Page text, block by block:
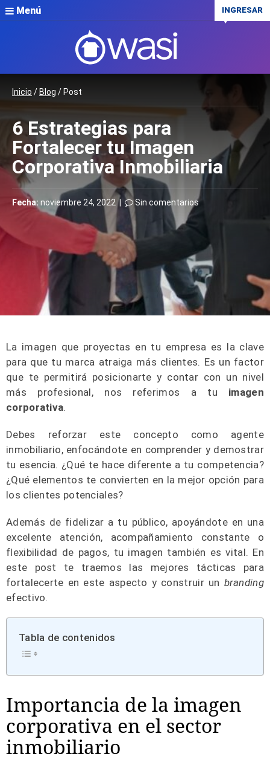
Menú INGRESAR
Inicio / Blog / Post
6 Estrategias para
Fortalecer tu Imagen
Corporativa Inmobiliaria
Fecha: noviembre 24, 2022 | Sin comentarios
La imagen que proyectas en tu empresa es la clave
para que tu marca atraiga más clientes. Es un factor
que te permitirá posicionarte y contar con un nivel
más profesional, nos referimos a tu imagen
corporativa.
Debes reforzar este concepto como agente
inmobiliario, enfocándote en comprender y demostrar
tu esencia. ¿Qué te hace diferente a tu competencia?
¿Qué elementos te convierten en la mejor opción para
los clientes potenciales?
Además de fidelizar a tu público, apoyándote en una
excelente atención, acompañamiento constante o
flexibilidad de pagos, tu imagen también es vital. En
este post te traemos las mejores tácticas para
fortalecerte en este aspecto y construir un branding
efectivo.
Tabla de contenidos
Importancia de la imagen
corporativa en el sector
inmobiliario